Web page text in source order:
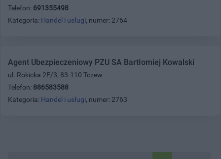
Telefon: 691355498
Kategoria: Handel i usługi, numer: 2764
Agent Ubezpieczeniowy PZU SA Bartłomiej Kowalski
ul. Rokicka 2F/3, 83-110 Tczew
Telefon: 886583588
Kategoria: Handel i usługi, numer: 2763